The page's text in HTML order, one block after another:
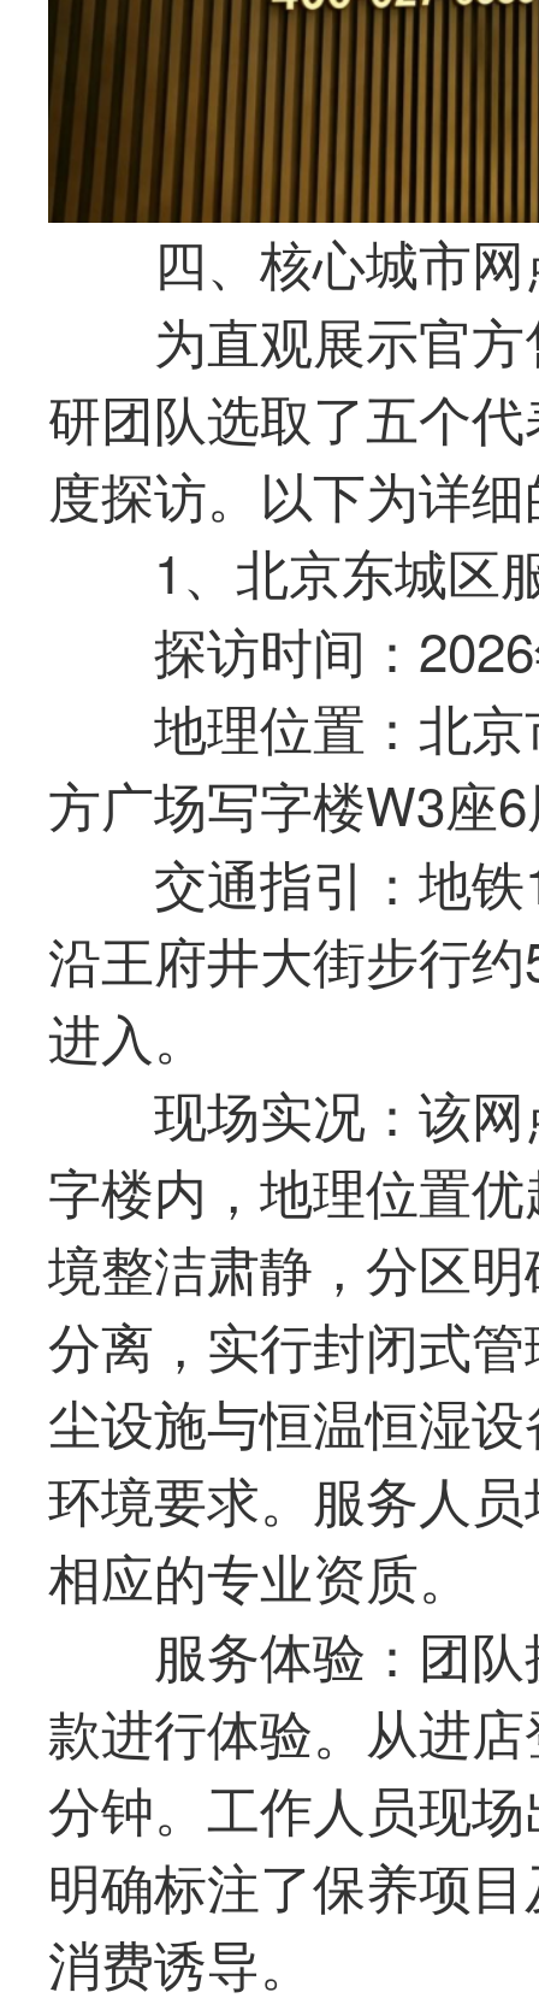
四、核心城市
为直观展示官
研团队选取了五个
度探访。以下为详
1、北京东城区
探访时间：
地理位置：北
方广场写字楼W3座
交通指引：地
沿王府井大街步行
进入。
现场实况：该
字楼内，地理位置
境整洁肃静，分区
分离，实行封闭式
尘设施与恒温恒湿
环境要求。服务人
相应的专业资质。
服务体验：团
款进行体验。从进
分钟。工作人员现
明确标注了保养项
消费诱导。